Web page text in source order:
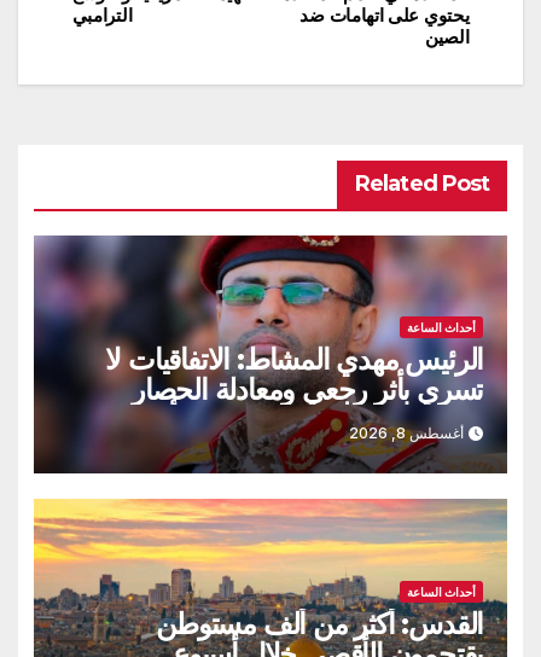
المقالات
الترامبي
يحتوي على اتهامات ضد
الصين
Related Post
أحداث الساعة
الرئيس مهدي المشاط: الاتفاقيات لا
تسري بأثر رجعي ومعادلة الحصار
بالحصار مستمرة حتى تحقق أهدافها
أغسطس 8, 2026
أحداث الساعة
القدس: أكثر من ألف مستوطن